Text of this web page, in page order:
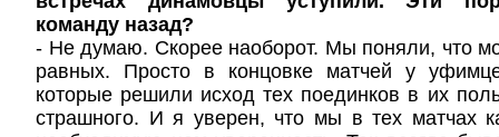
команду назад?
- Не думаю. Скорее наоборот. Мы поняли, что
равных. Просто в концовке матчей у
которые решили исход тех поединков в их
страшного. И я уверен, что мы в тех матчах